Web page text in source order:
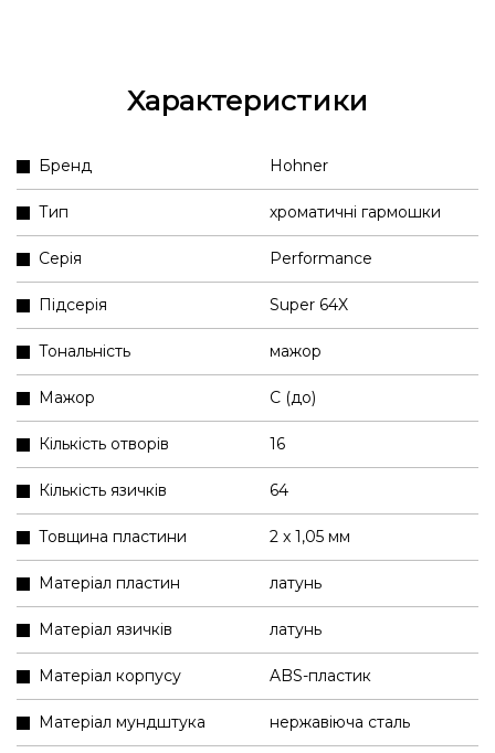
Характеристики
Бренд Hohner
Тип хроматичні гармошки
Серія Performance
Підсерія Super 64X
Тональність мажор
Мажор C (до)
Кількість отворів 16
Кількість язичків 64
Товщина пластини 2 x 1,05 мм
Матеріал пластин латунь
Матеріал язичків латунь
Матеріал корпусу ABS-пластик
Матеріал мундштука нержавіюча сталь